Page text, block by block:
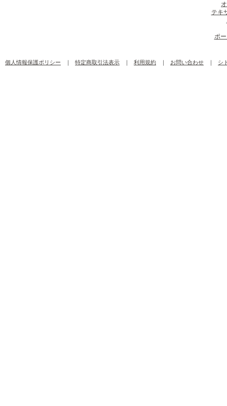
テキ
ポ
個人情報保護ポリシー ｜ 特定商取引法表示 ｜ 利用規約 ｜ お問い合わせ ｜ シ